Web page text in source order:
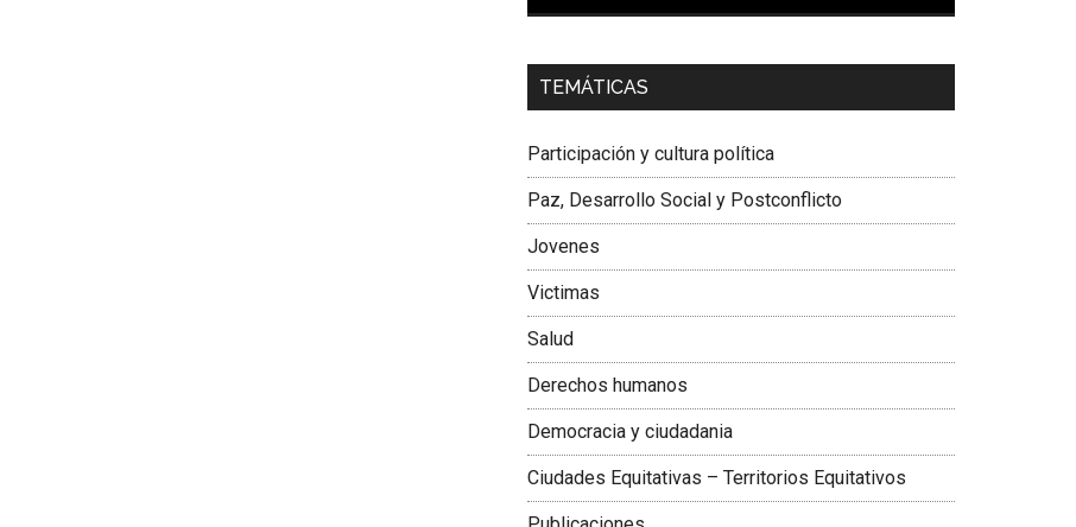
Dra. Carolina Corcho Mejía,
Latinoamericana Sur, Vicepresidenta Federación
TEMÁTICAS
Participación y cultura política
Paz, Desarrollo Social y Postconflicto
Jovenes
Victimas
Salud
Derechos humanos
Democracia y ciudadania
Ciudades Equitativas – Territorios Equitativos